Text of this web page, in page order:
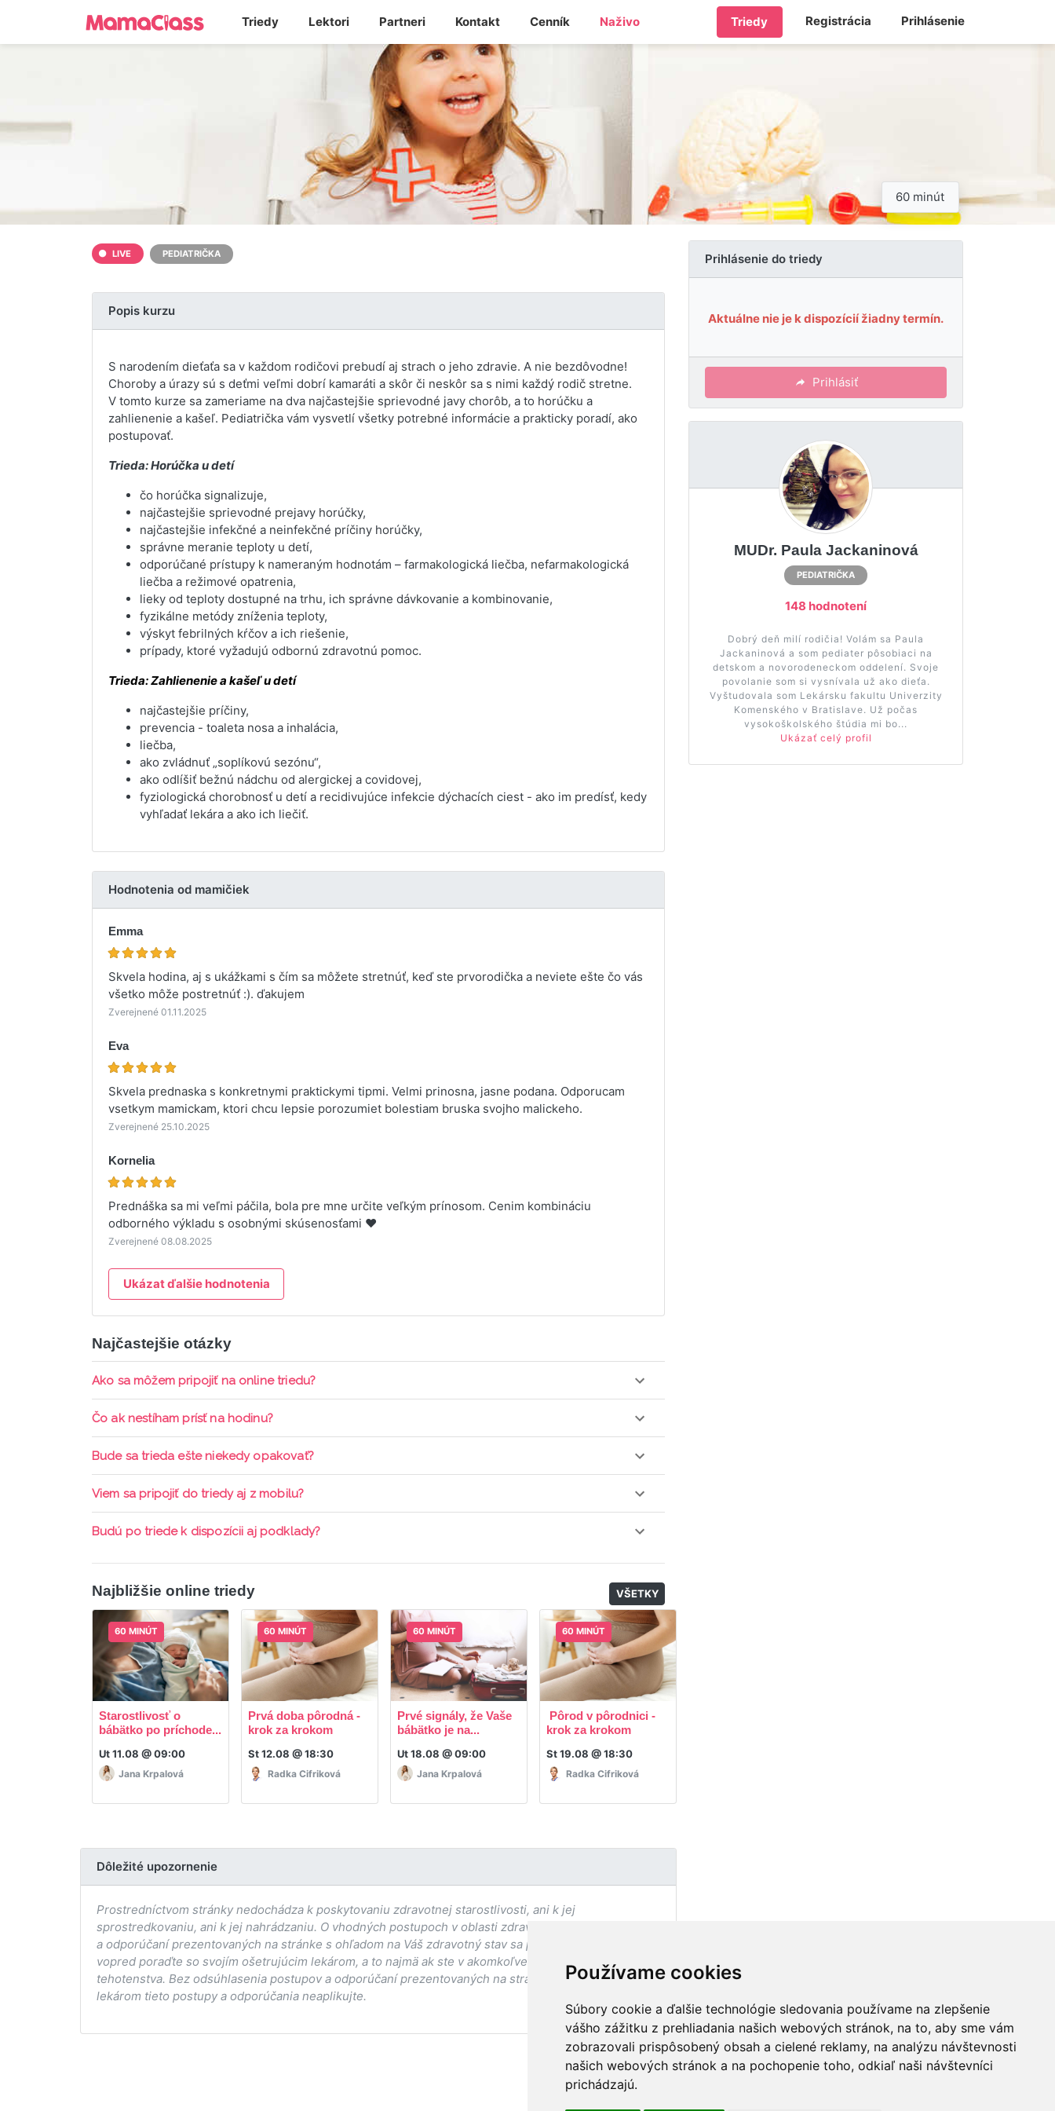
Používame cookies
Súbory cookie a ďalšie technológie sledovania používame na zlepšenie
vášho zážitku z prehliadania našich webových stránok, na to, aby sme vám
zobrazovali prispôsobený obsah a cielené reklamy, na analýzu návštevnosti
našich webových stránok a na pochopenie toho, odkiaľ naši návštevníci
prichádzajú.
Triedy Lektori Partneri Kontakt Cenník Naživo Triedy Registrácia Prihlásenie
60 minút
LIVE PEDIATRIČKA
Popis kurzu
S narodením dieťaťa sa v každom rodičovi prebudí aj strach o jeho zdravie. A nie bezdôvodne!
Choroby a úrazy sú s deťmi veľmi dobrí kamaráti a skôr či neskôr sa s nimi každý rodič stretne.
V tomto kurze sa zameriame na dva najčastejšie sprievodné javy chorôb, a to horúčku a
zahlienenie a kašeľ. Pediatrička vám vysvetlí všetky potrebné informácie a prakticky poradí, ako
postupovať.
Trieda: Horúčka u detí
čo horúčka signalizuje,
najčastejšie sprievodné prejavy horúčky,
najčastejšie infekčné a neinfekčné príčiny horúčky,
správne meranie teploty u detí,
odporúčané prístupy k nameraným hodnotám – farmakologická liečba, nefarmakologická
liečba a režimové opatrenia,
lieky od teploty dostupné na trhu, ich správne dávkovanie a kombinovanie,
fyzikálne metódy zníženia teploty,
výskyt febrilných kŕčov a ich riešenie,
prípady, ktoré vyžadujú odbornú zdravotnú pomoc.
Trieda: Zahlienenie a kašeľ u detí
najčastejšie príčiny,
prevencia - toaleta nosa a inhalácia,
liečba,
ako zvládnuť „soplíkovú sezónu“,
ako odlíšiť bežnú nádchu od alergickej a covidovej,
fyziologická chorobnosť u detí a recidivujúce infekcie dýchacích ciest - ako im predísť, kedy
vyhľadať lekára a ako ich liečiť.
Hodnotenia od mamičiek
Emma
Skvela hodina, aj s ukážkami s čím sa môžete stretnúť, keď ste prvorodička a neviete ešte čo vás
všetko môže postretnúť :). ďakujem
Zverejnené 01.11.2025
Eva
Skvela prednaska s konkretnymi praktickymi tipmi. Velmi prinosna, jasne podana. Odporucam
vsetkym mamickam, ktori chcu lepsie porozumiet bolestiam bruska svojho malickeho.
Zverejnené 25.10.2025
Kornelia
Prednáška sa mi veľmi páčila, bola pre mne určite veľkým prínosom. Cenim kombináciu
odborného výkladu s osobnými skúsenosťami ❤️
Zverejnené 08.08.2025
Ukázat ďalšie hodnotenia
Najčastejšie otázky
Ako sa môžem pripojiť na online triedu?
Pripojenie do online triedy prebieha priamo cez web-stránku mamaclass.sk, stačí sledovať
Čo ak nestíham prísť na hodinu?
Každá trieda sa nahráva a je k dispozícií po dobu 7 dní. Pre pozretie video nahrávky je potrebné mať
Bude sa trieda ešte niekedy opakovať?
Triedy sa priebežne opakujú, stačí sledovať ponuku kurzov a tried.
Viem sa pripojiť do triedy aj z mobilu?
Áno, pripojenie do triedy je možné aj cez mobil, nie je k tomu potrebné sťahovať žiadne ďalšie appky
Budú po triede k dispozícii aj podklady?
Áno, po skončení triedy dostávate prístup na dodatočný materiál, ktorý Vaša hostka dala k dispozícií.
Najbližšie online triedy VŠETKY
60 MINÚT
Starostlivosť o
bábätko po príchode...
Ut 11.08 @ 09:00
Jana Krpalová
60 MINÚT
Prvá doba pôrodná -
krok za krokom
St 12.08 @ 18:30
Radka Cifriková
60 MINÚT
Prvé signály, že Vaše
bábätko je na...
Ut 18.08 @ 09:00
Jana Krpalová
60 MINÚT
Pôrod v pôrodnici -
krok za krokom
St 19.08 @ 18:30
Radka Cifriková
Dôležité upozornenie
Prostredníctvom stránky nedochádza k poskytovaniu zdravotnej starostlivosti, ani k jej
sprostredkovaniu, ani k jej nahrádzaniu. O vhodných postupoch v oblasti zdravia, vhodnosti postupov
a odporúčaní prezentovaných na stránke s ohľadom na Váš zdravotný stav sa pred ich aplikáciou vždy
vopred poraďte so svojím ošetrujúcim lekárom, a to najmä ak ste v akomkoľvek štádiu
tehotenstva. Bez odsúhlasenia postupov a odporúčaní prezentovaných na stránke Vaším ošetrujúcim
lekárom tieto postupy a odporúčania neaplikujte.
Prihlásenie do triedy
Aktuálne nie je k dispozícií žiadny termín.
Prihlásiť
MUDr. Paula Jackaninová
PEDIATRIČKA
148 hodnotení
Dobrý deň milí rodičia! Volám sa Paula
Jackaninová a som pediater pôsobiaci na
detskom a novorodeneckom oddelení. Svoje
povolanie som si vysnívala už ako dieťa.
Vyštudovala som Lekársku fakultu Univerzity
Komenského v Bratislave. Už počas
vysokoškolského štúdia mi bo...
Ukázať celý profil